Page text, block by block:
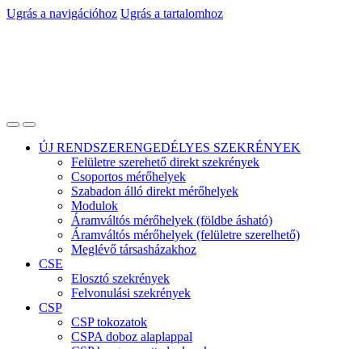
Ugrás a navigációhoz Ugrás a tartalomhoz
ÚJ RENDSZERENGEDÉLYES SZEKRÉNYEK
Felületre szerehető direkt szekrények
Csoportos mérőhelyek
Szabadon álló direkt mérőhelyek
Modulok
Áramváltós mérőhelyek (földbe ásható)
Áramváltós mérőhelyek (felületre szerelhető)
Meglévő társasházakhoz
CSE
Elosztó szekrények
Felvonulási szekrények
CSP
CSP tokozatok
CSPA doboz alaplappal